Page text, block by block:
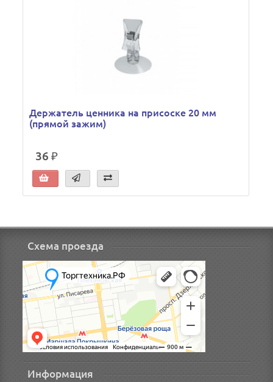
Держатель ценника на присоске 20 мм
(прямой зажим)
36 ₽
Схема проезда
Информация